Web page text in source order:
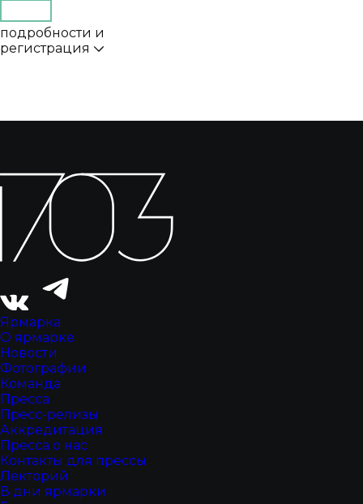
подробности и
регистрация
Ярмарка
О ярмарке
Новости
Фотографии
Команда
Пресса
Пресс-релизы
Аккредитация
Пресса о нас
Контакты для прессы
Лекторий
В дни ярмарки